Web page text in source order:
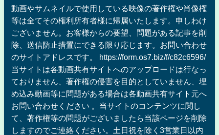
動画やサムネイルで使用している映像の著作権や肖像権
等は全てその権利所有者様に帰属いたします。申しわけ
ございません。お客様からの要望、問題がある記事を削
除、送信防止措置にできる限り応じます。お問い合わせ
のサイトアドレスです。 https://form.os7.biz/f/c82c6596/
当サイトは各動画共有サイトへのアップロードは行なっ
ておりません、著作権の侵害を目的としていません、埋
め込み動画等に問題がある場合は各動画共有サイト元へ
お問い合わせください 。当サイトのコンテンツに関し
て、著作権等の問題がございましたら当該ページを削除
しますのでご連絡ください。土日祝を除く3営業日以内